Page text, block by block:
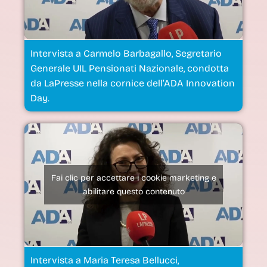
Intervista a Carmelo Barbagallo, Segretario
Generale UIL Pensionati Nazionale, condotta
da LaPresse nella cornice dell’ADA Innovation
Day.
Fai clic per accettare i cookie marketing e
abilitare questo contenuto
Intervista a Maria Teresa Bellucci,